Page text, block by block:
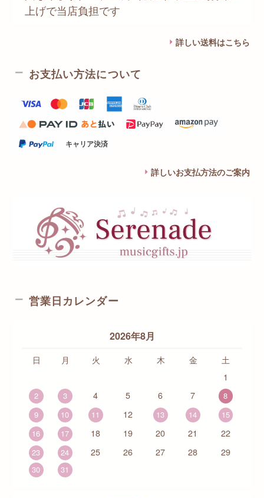
上げで当店負担です
詳しい送料はこちら
お支払い方法について
キャリア決済
詳しいお支払方法のご案内
営業日カレンダー
2026年8月
日 月 火 水 木 金
土
1
2 3 4 5 6 7
8
9
10 11 12 13 14
15
16
17 18 19 20 21 22
23 24 25 26 27 28 29
30 31